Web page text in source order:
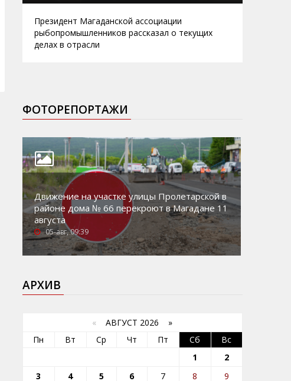
Президент Магаданской ассоциации
рыбопромышленников рассказал о текущих
делах в отрасли
ФОТОРЕПОРТАЖИ
Движение на участке улицы Пролетарской в
районе дома № 66 перекроют в Магадане 11
августа
05-авг, 09:39
АРХИВ
« АВГУСТ 2026 »
Пн
Вт Ср Чт Пт Сб
Вс
1
2
3
4 5 6 7 8
9